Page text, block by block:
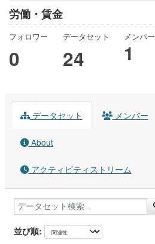
労働・賃金
フォロワー
0
データセット
24
メンバー
1
データセット メンバー
About
アクティビティストリーム
並び順